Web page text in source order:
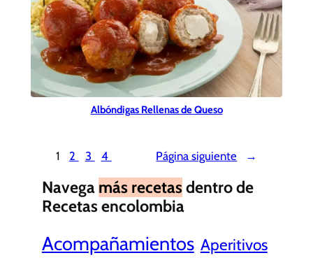
Albóndigas Rellenas de Queso
1 2 3 4 Página siguiente →
Navega más recetasdentro de
Recetas encolombia
Acompañamientos Aperitivos